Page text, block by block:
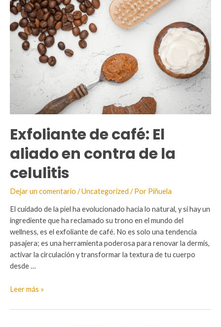
Exfoliante de café: El
aliado en contra de la
celulitis
Dejar un comentario /Uncategorized / Por Piñuela
El cuidado de la piel ha evolucionado hacia lo natural, y si hay un
ingrediente que ha reclamado su trono en el mundo del
wellness, es el exfoliante de café. No es solo una tendencia
pasajera; es una herramienta poderosa para renovar la dermis,
activar la circulación y transformar la textura de tu cuerpo
desde …
Exfoliante
café:
Leer más »